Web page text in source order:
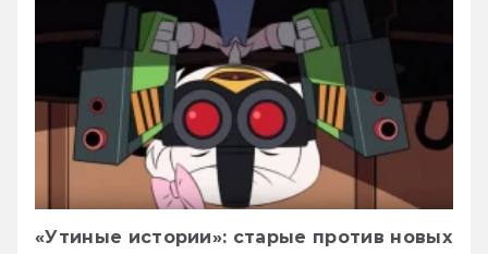
«Утиные истории»: старые против новых